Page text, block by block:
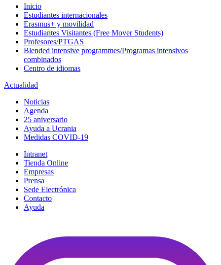
Inicio
Estudiantes internacionales
Erasmus+ y movilidad
Estudiantes Visitantes (Free Mover Students)
Profesores/PTGAS
Blended intensive programmes/Programas intensivos
combinados
Centro de idiomas
Actualidad
Noticias
Agenda
25 aniversario
Ayuda a Ucrania
Medidas COVID-19
Intranet
Tienda Online
Empresas
Prensa
Sede Electrónica
Contacto
Ayuda